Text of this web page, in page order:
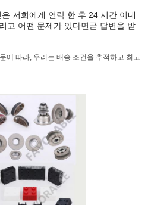
저희에게 연락 한 후 24 시간 이내
고 어떤 문제가 있다면곧 답변을 받
에 따라, 우리는 배송 조건을 추적하고 최고